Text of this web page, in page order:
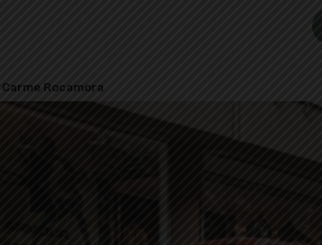
Carme Rocamora